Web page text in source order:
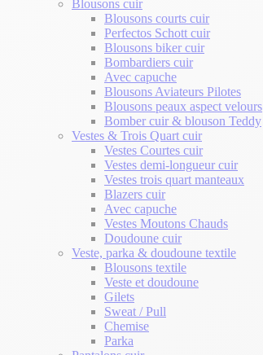
Blousons cuir
Blousons courts cuir
Perfectos Schott cuir
Blousons biker cuir
Bombardiers cuir
Avec capuche
Blousons Aviateurs Pilotes
Blousons peaux aspect velours
Bomber cuir & blouson Teddy
Vestes & Trois Quart cuir
Vestes Courtes cuir
Vestes demi-longueur cuir
Vestes trois quart manteaux
Blazers cuir
Avec capuche
Vestes Moutons Chauds
Doudoune cuir
Veste, parka & doudoune textile
Blousons textile
Veste et doudoune
Gilets
Sweat / Pull
Chemise
Parka